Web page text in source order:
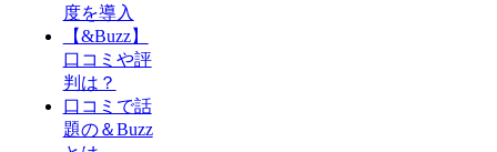
度を導入
【&Buzz】
口コミや評
判は？
口コミで話
題の＆Buzz